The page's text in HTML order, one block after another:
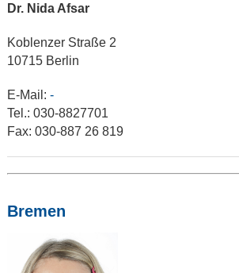
Dr. Nida Afsar
Koblenzer Straße 2
10715 Berlin
E-Mail: -
Tel.: 030-8827701
Fax: 030-887 26 819
Bremen